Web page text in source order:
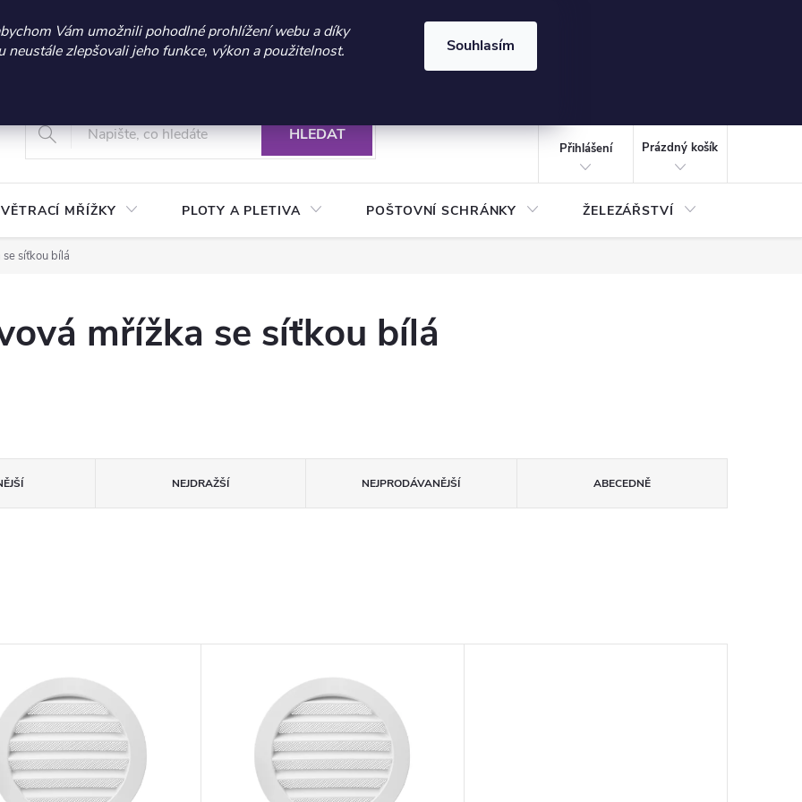
sleva 300 Kč při nákupu nad 3.000 Kč | Platnost do 21.9.2026 ⏰ | Kód: LÉTO2026
Vám umožnili pohodlné prohlížení webu a díky
neustále zlepšovali jeho funkce, výkon a použitelnost.
Souhlasím
+420 604 269 200
Vrácení a reklamace zboží Podmínky ochrany osobních údajů
HLEDAT
Přihlášení
KOŠÍK
Prázdný košík
VĚTRACÍ MŘÍŽKY PLOTY A PLETIVA POŠTOVNÍ SCHRÁNKY ŽELEZÁŘSTVÍ
síťkou bílá
mřížka se síťkou bílá
NEJDRAŽŠÍ NEJPRODÁVANĚJŠÍ ABECEDNĚ